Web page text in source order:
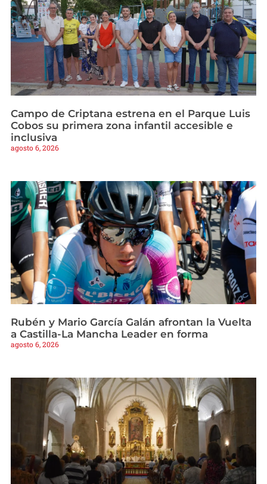
Campo de Criptana estrena en el Parque Luis
Cobos su primera zona infantil accesible e
inclusiva
agosto 6, 2026
Rubén y Mario García Galán afrontan la Vuelta
a Castilla-La Mancha Leader en forma
agosto 6, 2026